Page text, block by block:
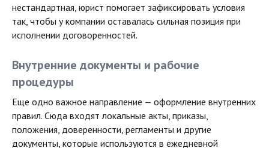
нестандартная, юрист помогает зафиксировать условия
так, чтобы у компании оставалась сильная позиция при
исполнении договоренностей.
Внутренние документы и рабочие
процедуры
Еще одно важное направление — оформление внутренних
правил. Сюда входят локальные акты, приказы,
положения, доверенности, регламенты и другие
документы, которые используются в ежедневной